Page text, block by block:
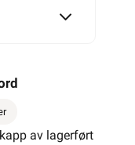
av lagerført